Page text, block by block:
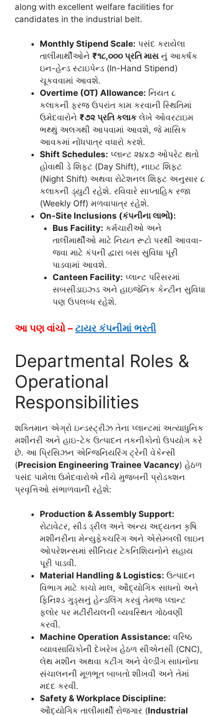
along with excellent welfare facilities for
candidates in the industrial belt.
Monthly Stipend Scale: પસંદ કરાયેલા
તાલીમાર્થીઓને ₹૧૮,૦૦૦ પ્રતિ માસ નું આકર્ષક
ઇન-હેન્ડ સ્ટાઇપેન્ડ (In-Hand Stipend)
ચૂકવવામાં આવશે.
Overtime (OT) Allowance: નિયત ૮
કલાકની ફરજ ઉપરાંત કામ કરવાની સ્થિતિમાં
ઉમેદવારોને ₹૭૨ પ્રતિ કલાક લેખે ઓવરટાઇમ
ભથ્થું અલગથી આપવામાં આવશે, જે માસિક
આવકમાં નોંધપાત્ર વધારો કરશે.
Shift Schedules: પ્લાન્ટ ૨૪x૭ ઓપરેટ થતો
હોવાથી ડે શિફ્ટ (Day Shift), નાઇટ શિફ્ટ
(Night Shift) અથવા રોટેશનલ શિફ્ટ અનુસાર ૮
કલાકની ડ્યુટી રહેશે. રવિવારે સાપ્તાહિક રજા
(Weekly Off) મળવાપાત્ર રહેશે.
On-Site Inclusions (કંપનીના લાભો):
Bus Facility: કર્મચારીઓ અને
તાલીમાર્થીઓ માટે નિયત રૂટો પરથી આવવા-
જવા માટે કંપની દ્વારા બસ સુવિધા પૂરી
પાડવામાં આવશે.
Canteen Facility: પ્લાન્ટ પરિસરમાં
સબસીડાઇઝ્ડ અને હાઇજેનિક કેન્ટીન સુવિધા
પણ ઉપલબ્ધ રહેશે.
આ પણ વાંચો – ટાયર કંપનીમાં ભરતી
Departmental Roles &
Operational
Responsibilities
શક્તિમાન એગ્રો ઇન્ડસ્ટ્રીઝ તેના પ્લાન્ટમાં અત્યાધુનિક
મશીનરી અને હાઇ-ટેક ઉત્પાદન તકનીકોનો ઉપયોગ કરે
છે. આ પ્રિસિઝન એન્જિનિયરિંગ ટ્રેની વેકેન્સી
(Precision Engineering Trainee Vacancy) હેઠળ
પસંદ પામેલા ઉમેદવારોએ નીચે મુજબની પ્રોડક્શન
પ્રવૃત્તિઓ સંભાળવાની રહેશે:
Production & Assembly Support:
રોટાવેટર, સીડ ડ્રીલ અને અન્ય અદ્યતન કૃષિ
મશીનરીના મેન્યુફેક્ચરિંગ અને એસેમ્બલી લાઇન
ઓપરેશન્સમાં સીનિયર ટેકનિશિયનોને સહાય
પૂરી પાડવી.
Material Handling & Logistics: ઉત્પાદન
વિભાગ માટે કાચો માલ, ઔદ્યોગિક સાધનો અને
ફિનિશ્ડ ગુડ્સનું હેન્ડલિંગ કરવું તેમજ પ્લાન્ટ
ફ્લોર પર મટીરીયલની વ્યવસ્થિત ગોઠવણી
કરવી.
Machine Operation Assistance: વરિષ્ઠ
વ્યાવસાયિકોની દેખરેખ હેઠળ સીએનસી (CNC),
લેથ મશીન અથવા કટીંગ અને વેલ્ડીંગ સાધનોના
સંચાલનની મૂળભૂત બાબતો શીખવી અને તેમાં
મદદ કરવી.
Safety & Workplace Discipline:
ઔદ્યોગિક તાલીમાર્થી રોજગાર (Industrial